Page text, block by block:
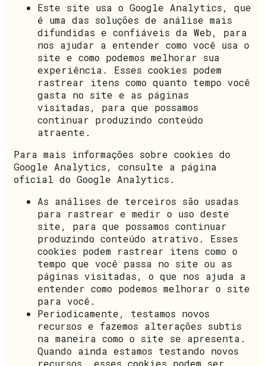
Este site usa o Google Analytics, que
é uma das soluções de análise mais
difundidas e confiáveis da Web, para
nos ajudar a entender como você usa o
site e como podemos melhorar sua
experiência. Esses cookies podem
rastrear itens como quanto tempo você
gasta no site e as páginas
visitadas, para que possamos
continuar produzindo conteúdo
atraente.
Para mais informações sobre cookies do
Google Analytics, consulte a página
oficial do Google Analytics.
As análises de terceiros são usadas
para rastrear e medir o uso deste
site, para que possamos continuar
produzindo conteúdo atrativo. Esses
cookies podem rastrear itens como o
tempo que você passa no site ou as
páginas visitadas, o que nos ajuda a
entender como podemos melhorar o site
para você.
Periodicamente, testamos novos
recursos e fazemos alterações subtis
na maneira como o site se apresenta.
Quando ainda estamos testando novos
recursos, esses cookies podem ser